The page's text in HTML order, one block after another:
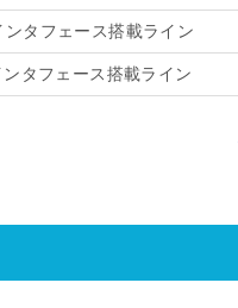
タフェース搭載ライン
タフェース搭載ライン